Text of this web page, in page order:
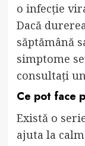
o infecție
Dacă
săptămână
simptome
consultați
Ce pot face
Există o
ajuta la